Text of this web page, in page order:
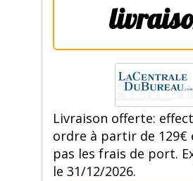
Livraison offerte:
ordre à partir de 129€
pas les frais de port.
le 31/12/2026.